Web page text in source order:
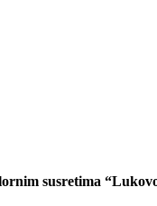
susretima